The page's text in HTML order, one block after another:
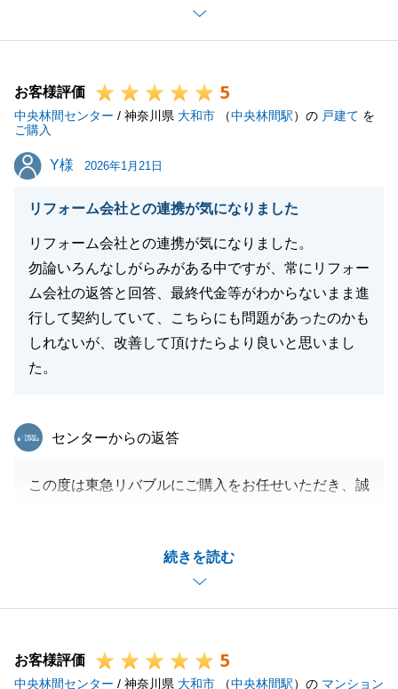
お忙しい中、お引渡しまでのやり取りもスピーディー
ができました。
今後不動産でのお困りごとや、ご家族、ご友人に不動
産のお悩みを抱えてらっしゃる方がいましたら、お気
軽にご相談くださいませ。
閉じる
お客様評価 5
中央林間センター / 神奈川県 大和市 （中央林間駅）の 戸建て を
ご購入
Y様
Y様 2026年1月21日
リフォーム会社との連携が気になりました
リフォーム会社との連携が気になりました。
勿論いろんなしがらみがある中ですが、常にリフォー
ム会社の返答と回答、最終代金等がわからないまま進
行して契約していて、こちらにも問題があったのかも
しれないが、改善して頂けたらより良いと思いまし
た。
続きを読む
東急リバブル
センターからの返答
この度は東急リバブルにご購入をお任せいただき、誠
申し訳ございません。
リフォーム会社との連携について、今後改善するよう
努めて参ります。
お客様評価
5
中央林間センター / 神奈川県 大和市 （中央林間駅）の マンション